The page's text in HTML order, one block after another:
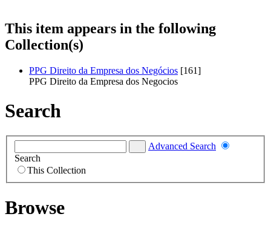
This item appears in the following
Collection(s)
PPG Direito da Empresa dos Negócios [161]
PPG Direito da Empresa dos Negocios
Search
Advanced Search
Search
This Collection
Browse